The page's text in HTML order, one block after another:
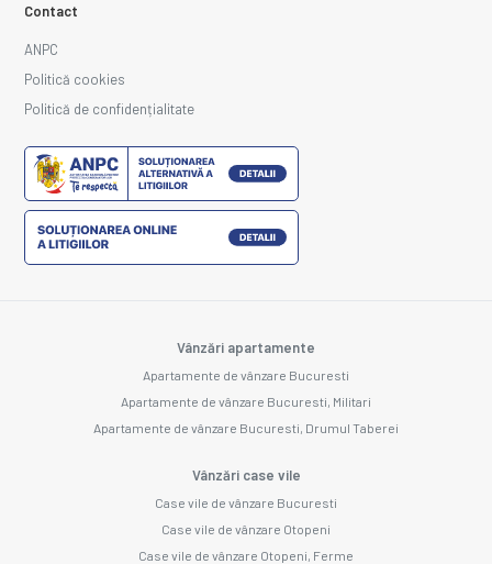
Contact
ANPC
Politică cookies
Politică de confidențialitate
Vânzări apartamente
Apartamente de vânzare Bucuresti
Apartamente de vânzare Bucuresti, Militari
Apartamente de vânzare Bucuresti, Drumul Taberei
Vânzări case vile
Case vile de vânzare Bucuresti
Case vile de vânzare Otopeni
Case vile de vânzare Otopeni, Ferme